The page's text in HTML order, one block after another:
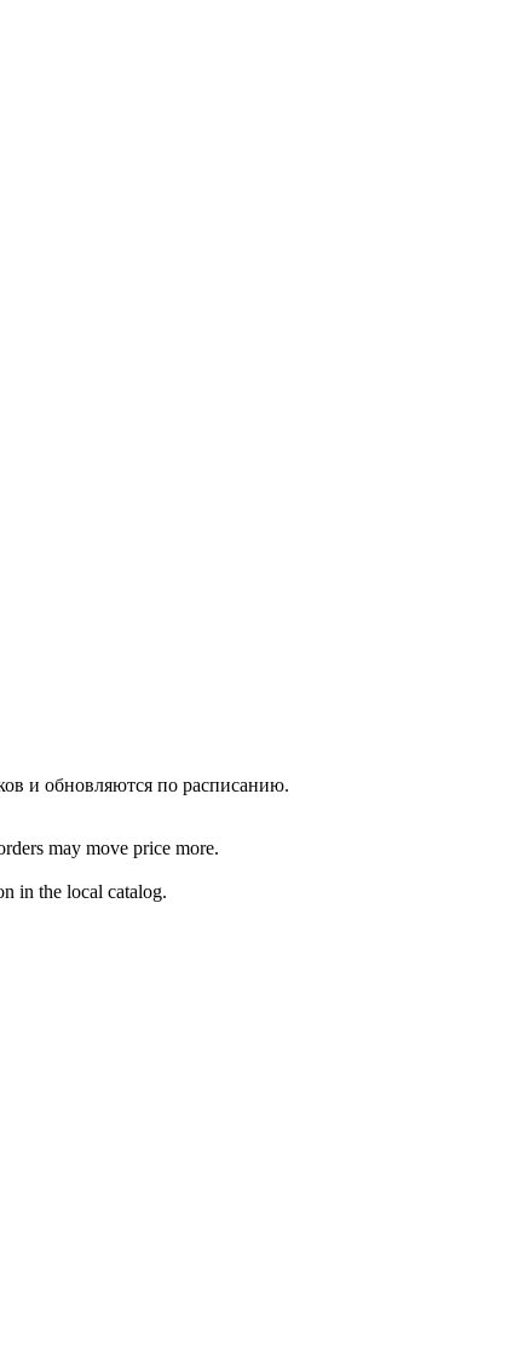
и обновляются по расписанию.
may move price more.
in the local catalog.